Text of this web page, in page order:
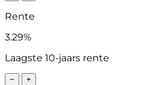
Rente
3.29%
Laagste 10-jaars rente
− +